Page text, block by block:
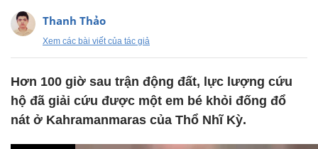
Thanh Thảo
Xem các bài viết của tác giả
Hơn 100 giờ sau trận động đất, lực lượng cứu
hộ đã giải cứu được một em bé khỏi đống đổ
nát ở Kahramanmaras của Thổ Nhĩ Kỳ.